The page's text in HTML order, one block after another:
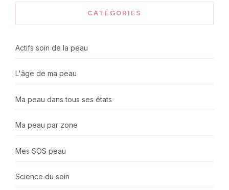
CATÉGORIES
Actifs soin de la peau
L'âge de ma peau
Ma peau dans tous ses états
Ma peau par zone
Mes SOS peau
Science du soin